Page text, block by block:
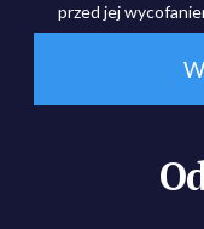
przed jej